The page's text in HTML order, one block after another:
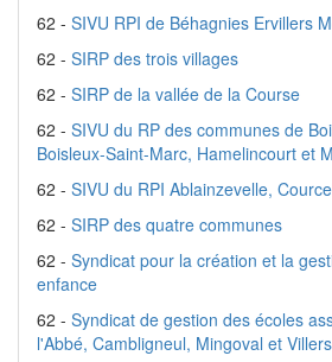
62 - SIVU RPI de Béhagnies Ervillers
62 - SIRP des trois villages
62 - SIRP de la vallée de la Course
62 - SIVU du RP des communes de
Boisleux-Saint-Marc, Hamelincourt et
62 - SIVU du RPI Ablainzevelle,
62 - SIRP des quatre communes
62 - Syndicat pour la création et la
enfance
62 - Syndicat de gestion des écoles
l'Abbé, Cambligneul, Mingoval et Villers